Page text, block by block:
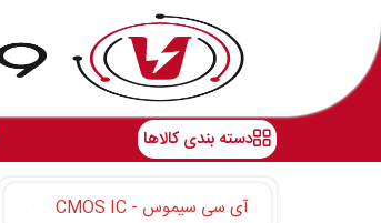
دسته بندی کالاها
آی سی سیموس - CMOS IC